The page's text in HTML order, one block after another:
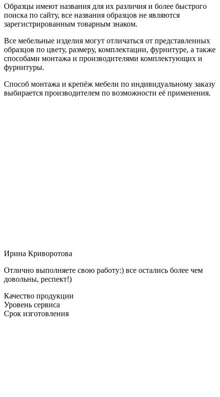
Образцы имеют названия для их различия и более быстрого
поиска по сайту, все названия образцов не являются
зарегистрированным товарным знаком.
Все мебельные изделия могут отличаться от представленных
образцов по цвету, размеру, комплектации, фурнитуре, а также
способами монтажа и производителями комплектующих и
фурнитуры.
Способ монтажа и крепёж мебели по индивидуальному заказу
выбирается производителем по возможности её применения.
Ирина Криворотова
Отлично выполняете свою работу:) все остались более чем
довольны, респект!)
Качество продукции
Уровень сервиса
Срок изготовления